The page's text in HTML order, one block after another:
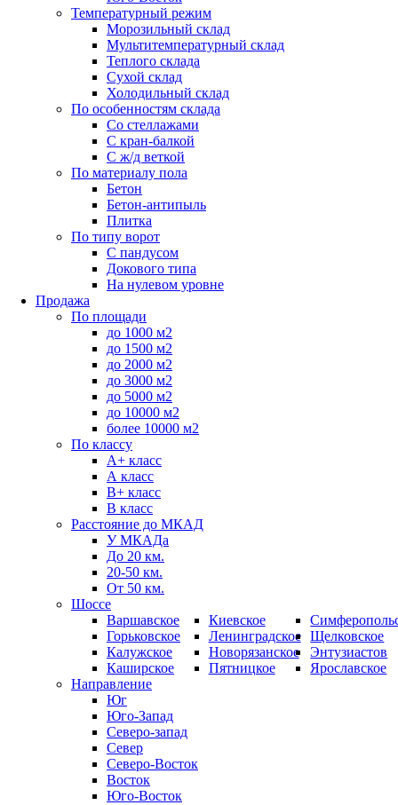
Температурный режим
Морозильный склад
Мультитемпературный склад
Теплого склада
Сухой склад
Холодильный склад
По особенностям склада
Со стеллажами
С кран-балкой
С ж/д веткой
По материалу пола
Бетон
Бетон-антипыль
Плитка
По типу ворот
С пандусом
Докового типа
На нулевом уровне
Продажа
По площади
до 1000 м2
до 1500 м2
до 2000 м2
до 3000 м2
до 5000 м2
до 10000 м2
более 10000 м2
По классу
A+ класс
А класс
В+ класс
B класс
Расстояние до МКАД
У МКАДа
До 20 км.
20-50 км.
От 50 км.
Шоссе
Варшавское
Горьковское
Калужское
Каширское
Киевское
Ленинградское
Новорязанское
Пятницкое
Щелковское
Энтузиастов
Ярославское
Направление
Юг
Юго-Запад
Северо-запад
Север
Северо-Восток
Восток
Юго-Восток